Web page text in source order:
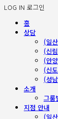
LOG IN 로그인
홈
상담
(일
(신
(안
(신
(성
소개
그룸
지점 안내
(일